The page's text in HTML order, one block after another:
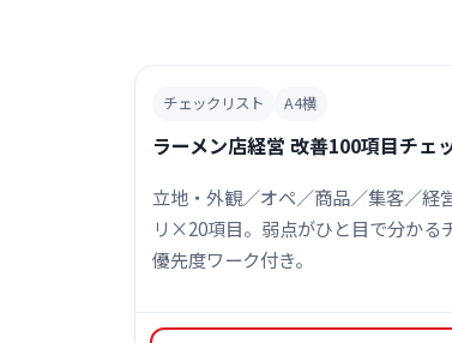
チェックリスト A4横
ラーメン店経営 改善100項目チェ
立地・外観／オペ／商品／集客／経
リ×20項目。弱点がひと目で分かる
優先度ワーク付き。